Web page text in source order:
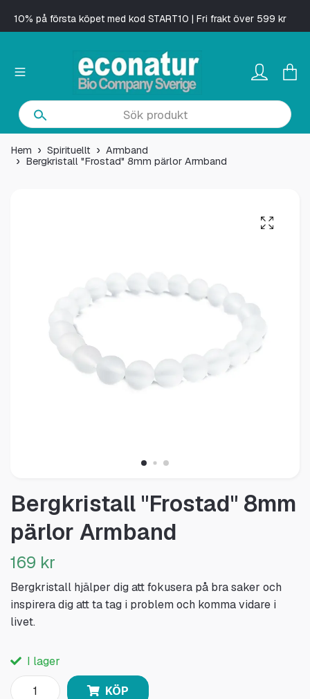
10% på första köpet med kod START10 | Fri frakt över 599 kr
Hem Spirituellt
Armband
Bergkristall "Frostad" 8mm pärlor Armband
Bergkristall "Frostad" 8mm
pärlor Armband
169 kr
Bergkristall hjälper dig att fokusera på bra saker och
inspirera dig att ta tag i problem och komma vidare i
livet.
I lager
KÖP